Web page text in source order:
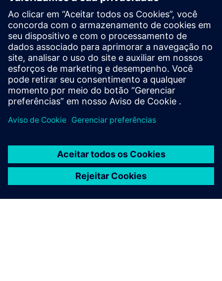
O sistema de controle de acesso da Siemens também pode
ser integrado ao Flash para fornecer sincronização de
dados. O sistema de controle de acesso se tornaria então a
principal fonte de registro do usuário. O gerenciamento
das cr...
Saiba mais